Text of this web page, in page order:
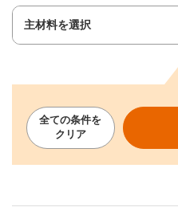
主材料を選択
全ての条件を
クリア